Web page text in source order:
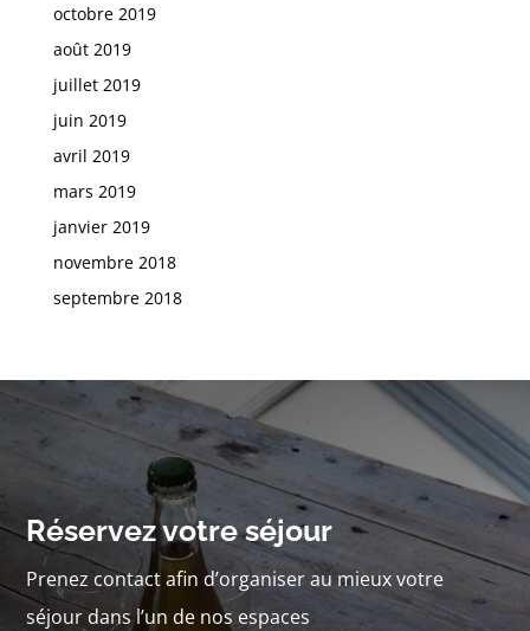
octobre 2019
août 2019
juillet 2019
juin 2019
avril 2019
mars 2019
janvier 2019
novembre 2018
septembre 2018
Réservez votre séjour
Prenez contact afin d’organiser au mieux votre
séjour dans l’un de nos espaces